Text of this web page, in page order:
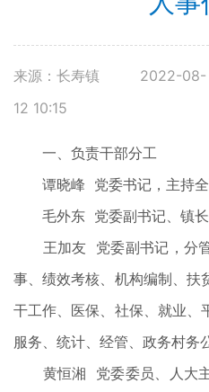
来源：长寿镇
2022-08-
12 10:15
一、负责干部分工
谭晓峰 党委书记，主持全
毛外东 党委副书记、镇长
王加友 党委副书记，分管
事、绩效考核、机构编制、扶
干工作、医保、社保、就业、
服务、统计、经管、政务村务
黄恒湘 党委委员、人大主